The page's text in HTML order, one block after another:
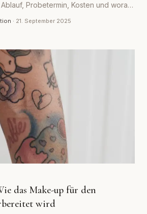
Probetermin, Kosten und worauf
· 21. September 2025
das Make-up für den
wird